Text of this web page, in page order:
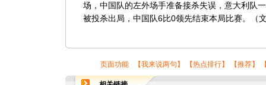
场，中国队的左外场手准备接杀失误，意大利队
被投杀出局，中国队6比0领先结束本局比赛。（
页面功能 【我来说两句 】 【热点排行】 【推荐】